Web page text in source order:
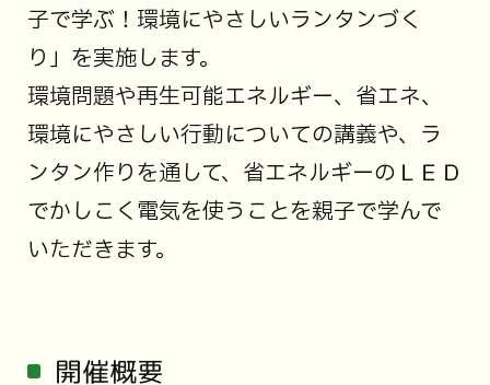
子で学ぶ！環境にやさしいランタンづく
り」を実施します。
環境問題や再生可能エネルギー、省エネ、
環境にやさしい行動についての講義や、ラ
ンタン作りを通して、省エネルギーのＬＥＤ
でかしこく電気を使うことを親子で学んで
いただきます。
開催概要